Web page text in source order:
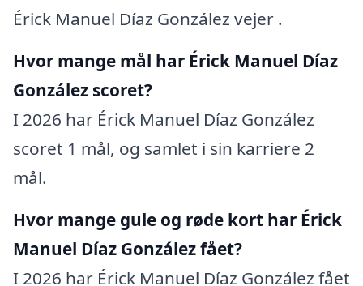
Érick Manuel Díaz González vejer .
Hvor mange mål har Érick Manuel Díaz
González scoret?
I 2026 har Érick Manuel Díaz González
scoret 1 mål, og samlet i sin karriere 2
mål.
Hvor mange gule og røde kort har Érick
Manuel Díaz González fået?
I 2026 har Érick Manuel Díaz González fået